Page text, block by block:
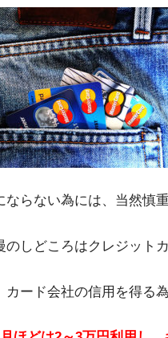
ならない為には、当然慎
のしどころはクレジット
カード会社の信用を得る